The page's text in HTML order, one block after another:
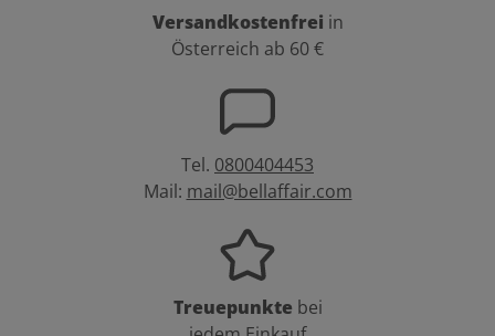
Versandkostenfrei in
Österreich ab 60 €
Tel. 0800404453
Mail: mail@bellaffair.com
Treuepunkte bei